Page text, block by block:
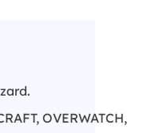
OVERWATCH,